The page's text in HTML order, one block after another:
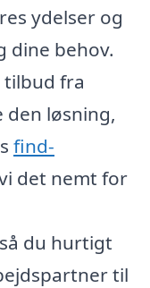
ydelser og
dine behov.
tilbud fra
løsning,
find-
det nemt for
du hurtigt
til